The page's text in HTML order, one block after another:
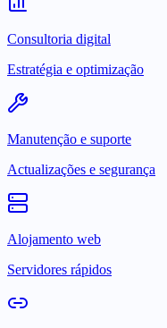
Consultoria digital
Estratégia e optimização
Manutenção e suporte
Actualizações e segurança
Alojamento web
Servidores rápidos